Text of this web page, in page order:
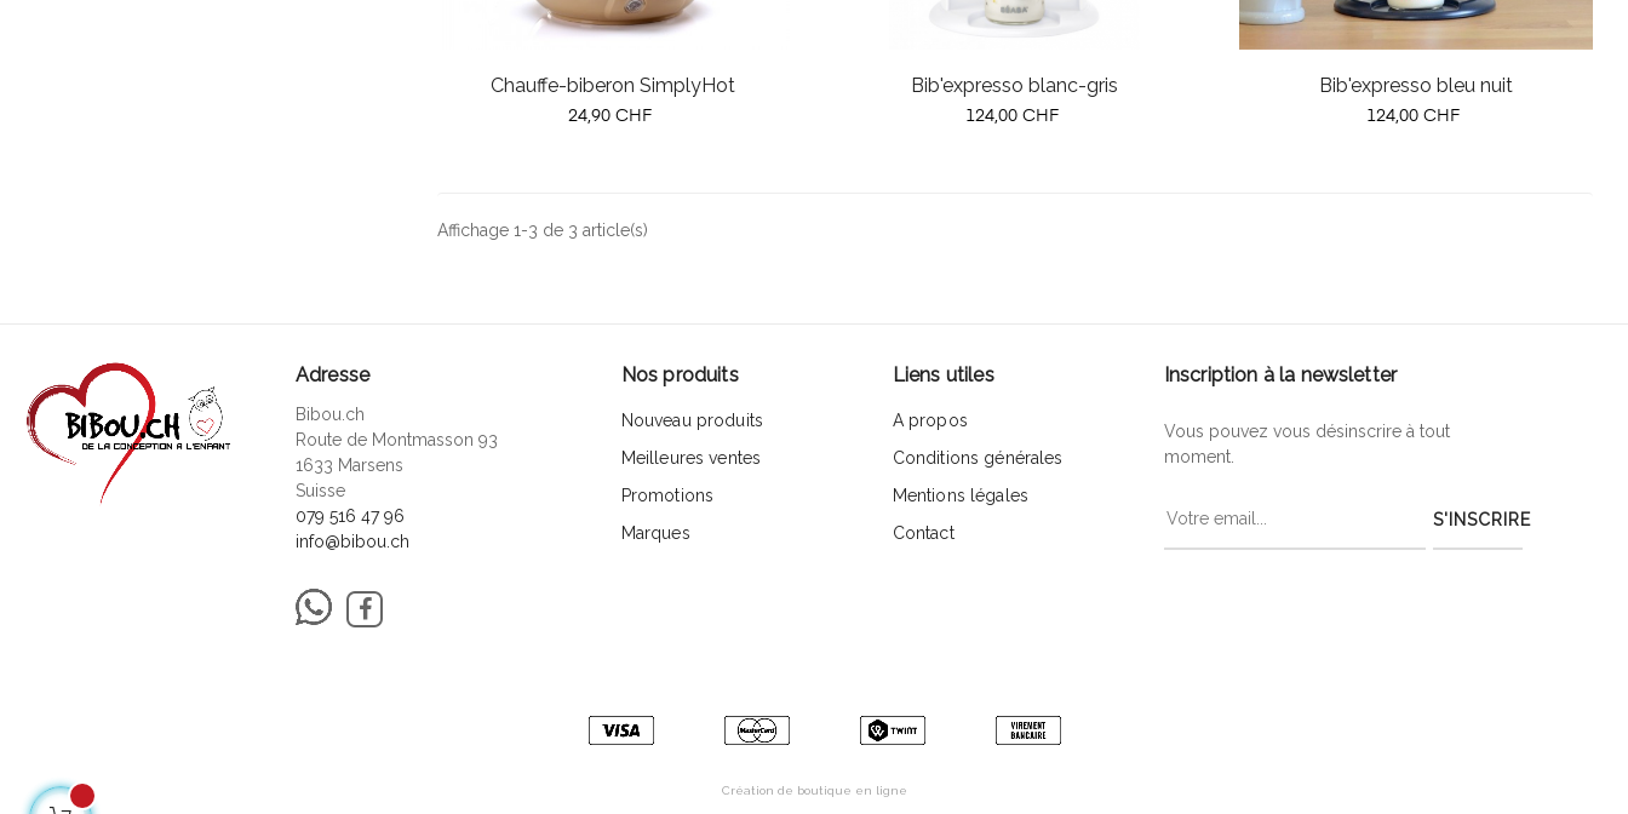
Chauffe-biberon SimplyHot
Prix
24,90 CHF
Bib'expresso blanc-gris
Prix
124,00 CHF
Bib'expresso bleu nuit
Prix
124,00 CHF
Affichage 1-3 de 3 article(s)
Adresse
Bibou.ch
Route de Montmasson 93
1633 Marsens
Suisse
079 516 47 96
info@bibou.ch
Nos produits
Nouveau produits
Meilleures ventes
Promotions
Marques
Liens utiles
A propos
Conditions générales
Mentions légales
Contact
Inscription à la newsletter
Vous pouvez vous désinscrire à tout
moment.
S'INSCRIRE
Création de boutique en ligne